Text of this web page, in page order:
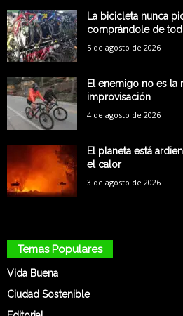
La bicicleta nunca
comprándole de
5 de agosto de 2026
El enemigo no es la
improvisación
4 de agosto de 2026
El planeta está
el calor
3 de agosto de 2026
Temas Populares
Vida Buena
Ciudad Sostenible